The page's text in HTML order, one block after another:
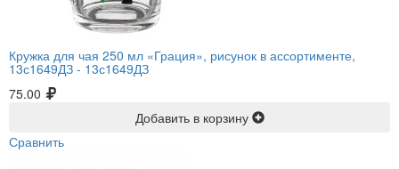
Кружка для чая 250 мл «Грация», рисунок в ассортименте,
13с1649ДЗ - 13с1649ДЗ
75.00
Добавить в корзину
Сравнить